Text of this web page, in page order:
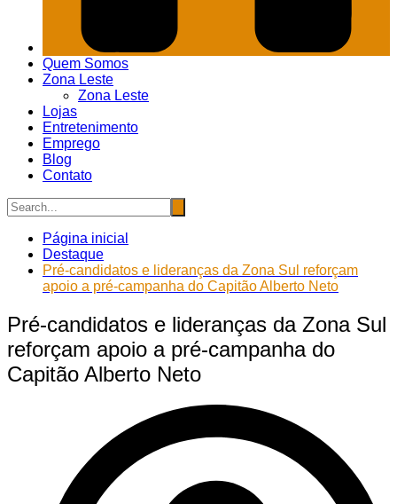
Quem Somos
Zona Leste
Zona Leste
Lojas
Entretenimento
Emprego
Blog
Contato
Página inicial
Destaque
Pré-candidatos e lideranças da Zona Sul reforçam
apoio a pré-campanha do Capitão Alberto Neto
Pré-candidatos e lideranças da Zona Sul
reforçam apoio a pré-campanha do
Capitão Alberto Neto